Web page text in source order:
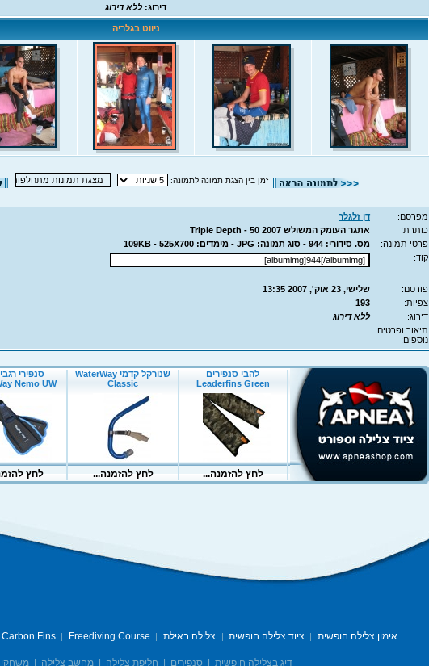
דירוג:ללא דירוג
ניווט בגלריה
זמן בין הצגת תמונה לתמונה:
מפרסם:
דן זלגלר
כותרת:
אתגר העומק המשולש 2007 Triple Depth - 50
פרטי תמונה:
מס. סידורי: 944 - סוג תמונה: JPG - מימדים: 109KB - 525X700
קוד:
פורסם:
שלישי, 23 אוק', 2007 13:35
צפיות:
193
דירוג:
ללא דירוג
תיאור ופרטים
נוספים:
אימון צלילה חופשית | ציוד צלילה חופשית | צלילה באילת |
Carbon Fins| Freediving Course
דיג בצלילה חופשית סנפירים חליפת צלילה מחשב צלילה משחקי